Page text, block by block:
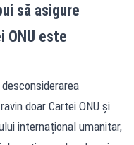
să asigure
ONU este
doar Cartei ONU și
internațional umanitar,